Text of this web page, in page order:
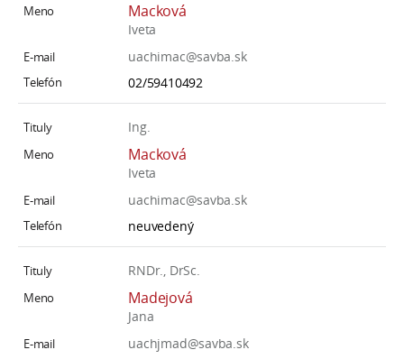
Macková
Iveta
uachimac@savba.sk
02/59410492
Ing.
Macková
Iveta
uachimac@savba.sk
neuvedený
RNDr., DrSc.
Madejová
Jana
uachjmad@savba.sk